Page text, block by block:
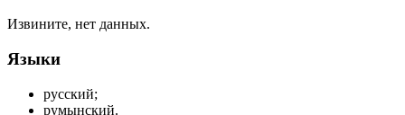
Извините, нет данных.
Языки
русский;
румынский.